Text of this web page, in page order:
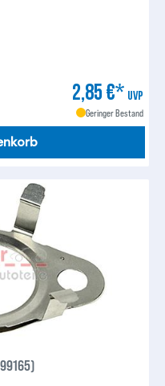
2,85 €* UVP
Geringer Bestand